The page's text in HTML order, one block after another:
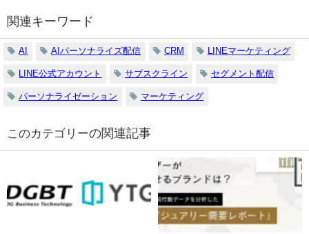
関連キーワード
AI AIパーソナライズ配信 CRM LINEマーケティング
LINE公式アカウント サブスクライン セグメント配信
パーソナライゼーション マーケティング
の関連記事